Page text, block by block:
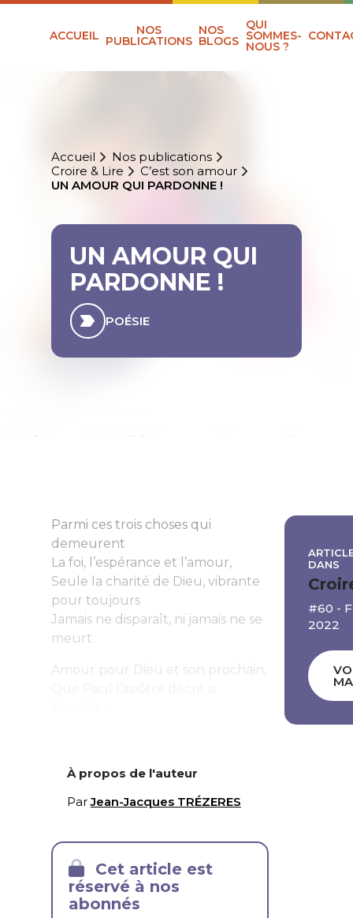
ACCUEIL NOS
PUBLICATIONS
NOS
BLOGS
QUI
SOMMES-
NOUS ?
Accueil
Nos publications
Croire & Lire
C’est son amour
UN AMOUR QUI PARDONNE !
UN AMOUR QUI
PARDONNE !
POÉSIE
Parmi ces trois choses qui
demeurent
La foi, l’espérance et l’amour,
Seule la charité de Dieu, vibrante
pour toujours
Jamais ne disparaît, ni jamais ne se
meurt.
Amour pour Dieu et son prochain,
À propos de l'auteur
ParJean-Jacques TRÉZERES
Cet article est
réservé à nos
abonnés
DANS
#60 -
2022